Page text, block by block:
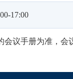
17:00
议手册为准，会